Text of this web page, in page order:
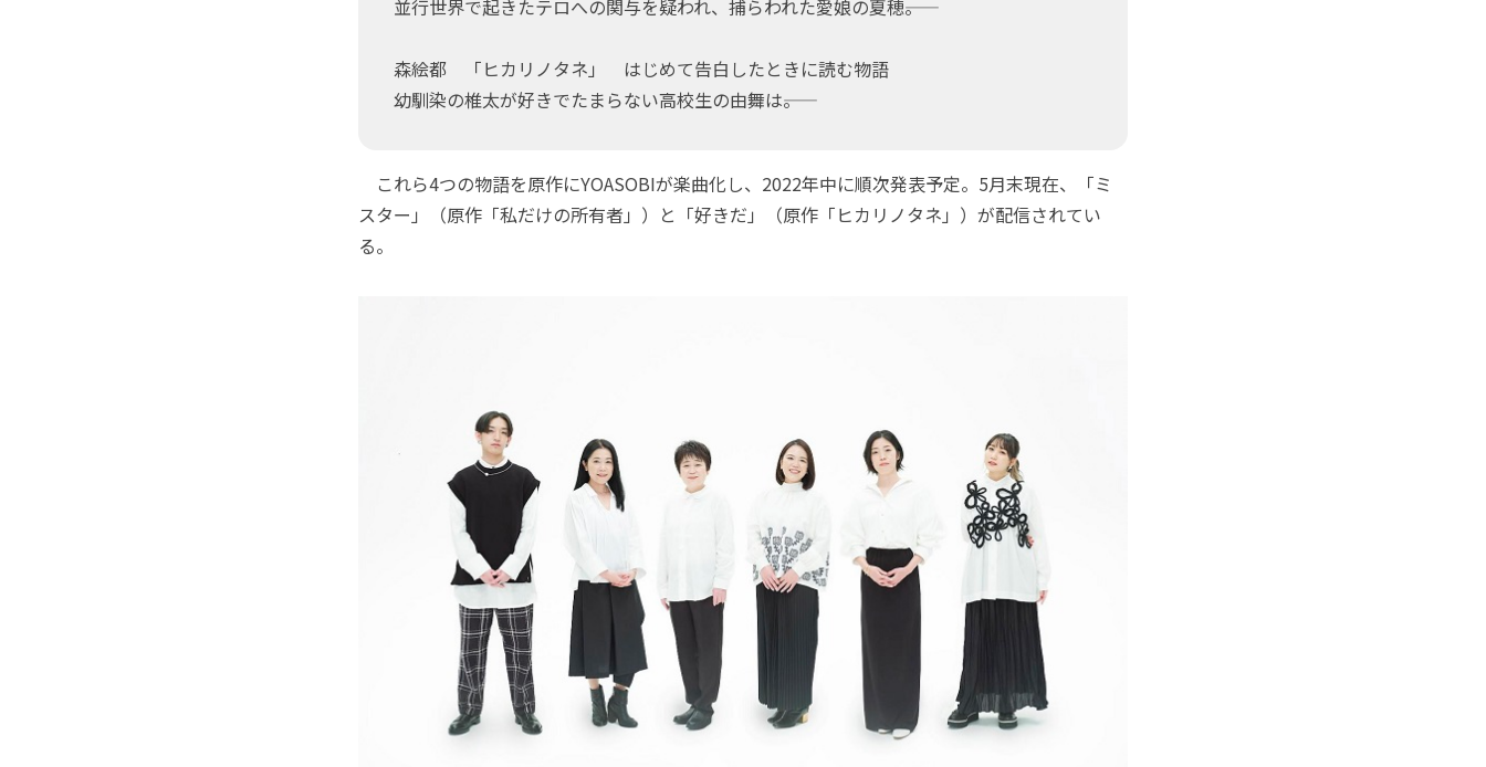
並行世界で起きたテロへの関与を疑われ、捕らわれた愛娘の夏穂――。
森絵都 「ヒカリノタネ」 はじめて告白したときに読む物語
幼馴染の椎太が好きでたまらない高校生の由舞は――。
これら4つの物語を原作にYOASOBIが楽曲化し、2022年中に順次発表予定。5月末現在、「ミ
スター」（原作「私だけの所有者」）と「好きだ」（原作「ヒカリノタネ」）が配信されてい
る。